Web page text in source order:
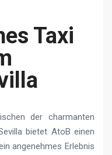
Taxi
der charmanten
bietet AtoB einen
angenehmes Erlebnis